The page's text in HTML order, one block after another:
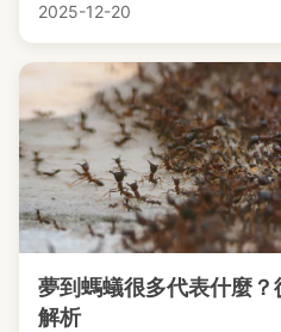
2025-12-20
夢到螞蟻很多代表什麼
解析